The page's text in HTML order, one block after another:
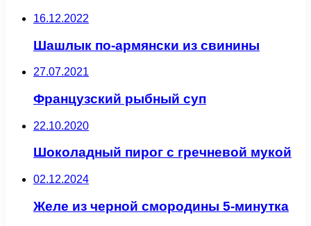
16.12.2022
Шашлык по-армянски из свинины
27.07.2021
Французский рыбный суп
22.10.2020
Шоколадный пирог с гречневой мукой
02.12.2024
Желе из черной смородины 5-минутка